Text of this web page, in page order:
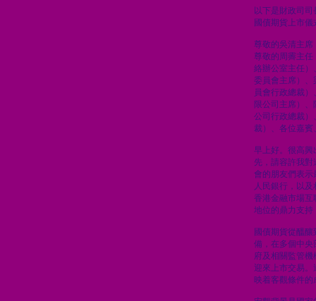
以下是財政司
國債期貨上市
尊敬的吳清主席
尊敬的周霽主任
絡辦公室主任）
委員會主席）、
員會行政總裁
限公司主席）
公司行政總裁）
裁）、各位嘉賓
早上好。很高興
先，請容許我
會的朋友們表示
人民銀行，以
香港金融市場互
地位的鼎力支持
國債期貨從醞
備，在多個中央
府及相關監管
迎來上市交易。
映着客觀條件的